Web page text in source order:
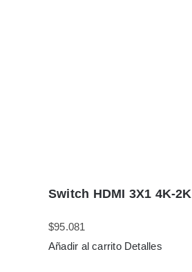
Switch HDMI 3X1 4K-2K
$95.081
Añadir al carrito Detalles